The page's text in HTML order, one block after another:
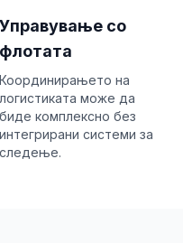
Управување со
флотата
Координирањето на
логистиката може да
биде комплексно без
интегрирани системи за
следење.